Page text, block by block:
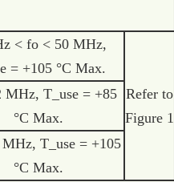
< fo < 50 MHz,
= +105 °C Max.
Refer to
Figure 1
MHz, T_use = +85
°C Max.
T_use = +105
°C Max.